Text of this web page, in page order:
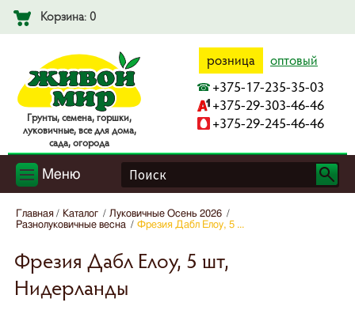
Корзина: 0
Гpyнты, ceмeнa, гopшки,
лyкoвичныe, вce для дoмa,
caдa, oгopoдa
розница оптовый
+375-17-235-35-03
+375-29-303-46-46
+375-29-245-46-46
Меню
Главная Каталог
Луковичные Осень 2026
Разнолуковичные весна
Фрезия Дабл Елоу, 5 ...
Фрезия Дабл Елоу, 5 шт,
Нидерланды